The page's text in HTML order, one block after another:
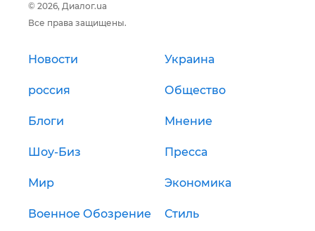
© 2026, Диалог.ua
Все права защищены.
Новости Украина
россия Общество
Блоги Мнение
Шоу-Биз Пресса
Мир Экономика
Военное Обозрение Стиль